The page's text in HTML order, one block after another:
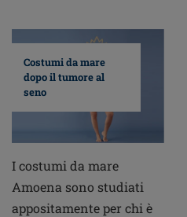
Costumi da mare
dopo il tumore al
seno
I costumi da mare
Amoena sono studiati
appositamente per chi è